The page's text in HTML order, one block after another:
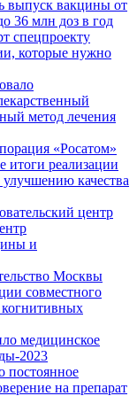
выпуск вакцины от
36 млн доз в год
спецпроекту
которые нужно
метод лечения
«Росатом»
итоги реализации
улучшению качества
центр
и
Москвы
совместного
медицинское
2023
на препарат